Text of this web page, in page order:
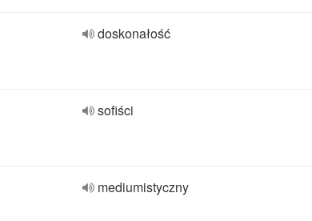
doskonałość
sofiści
mediumistyczny